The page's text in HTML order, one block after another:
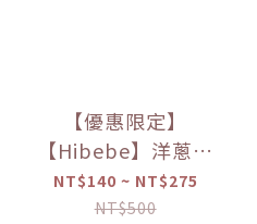
【優惠限定】
【Hibebe】洋蔥蘋
果魚湯250ml/包｜
2包/盒｜虱目魚湯
NT$140 ~ NT$275
NT$500